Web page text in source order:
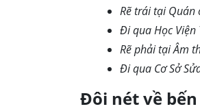
Rẽ trái tại Quán
Đi qua Học Viện
Rẽ phải tại Âm
Đi qua Cơ Sở
Đôi nét về bến